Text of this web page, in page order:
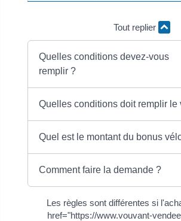
Tout replier
Quelles conditions devez-vous
remplir ?
Quelles conditions doit remplir le
Quel est le montant du bonus
Comment faire la demande ?
Les règles sont différentes si
href="https://www.vouvant-